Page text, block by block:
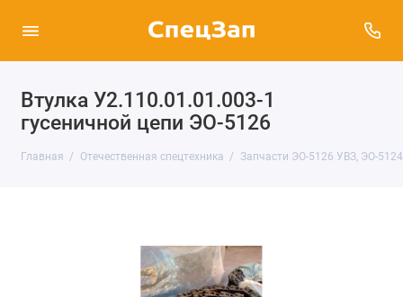
Втулка У2.110.01.01.003-1
гусеничной цепи ЭО-5126
Главная Отечественная спецтехника Запчасти ЭО-5126 УВЗ, ЭО-